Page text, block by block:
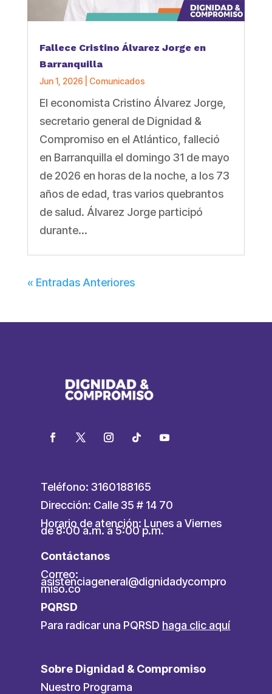
Fallece Cristino Álvarez Jorge en
Barranquilla
Jun 1, 2026 Comunicados
El economista Cristino Álvarez Jorge,
secretario general de Dignidad &
Compromiso en el Atlántico, falleció
en Barranquilla el domingo 31 de mayo
de 2026 en horas de la noche, a los 73
años de edad, tras varios quebrantos
de salud. Álvarez Jorge participó
durante...
« Entradas Anteriores
Teléfono: 3160188165
Dirección: Calle 35 # 14 70
Horario de atención: Lunes a Viernes
de 8:00 a.m. a 5:00 p.m.
Contáctanos
Correo:
asistenciageneral@dignidadycompro
miso.co
PQRSD
Para radicar una PQRSD haga clic aquí
Sobre Dignidad & Compromiso
Nuestro Programa